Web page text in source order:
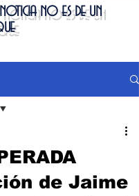
no es de un
de Jaime